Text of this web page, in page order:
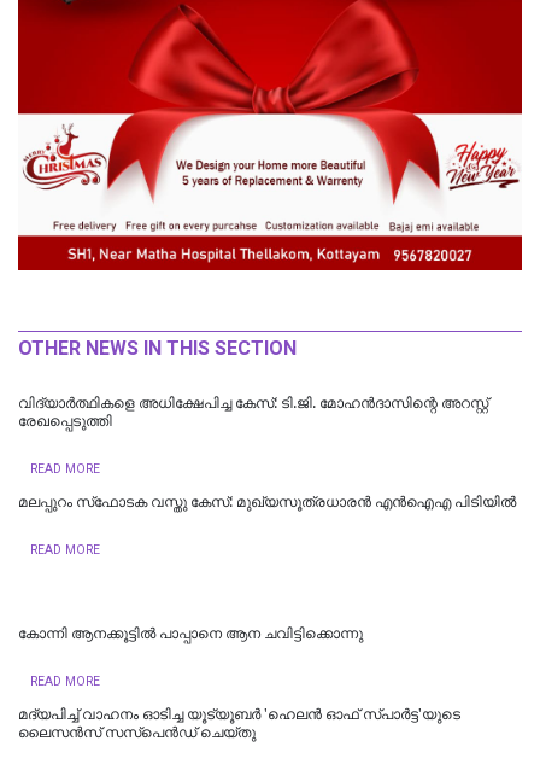
OTHER NEWS IN THIS SECTION
വിദ്യാർത്ഥികളെ അധിക്ഷേപിച്ച കേസ്: ടി.ജി. മോഹൻദാസിന്റെ അറസ്റ്റ്
രേഖപ്പെടുത്തി
READ MORE
മലപ്പുറം സ്‌ഫോടക വസ്തു കേസ്: മുഖ്യസൂത്രധാരന്‍ എന്‍ഐഎ പിടിയില്‍
READ MORE
കോന്നി ആനക്കൂട്ടിൽ പാപ്പാനെ ആന ചവിട്ടിക്കൊന്നു
READ MORE
മദ്യപിച്ച് വാഹനം ഓടിച്ച യൂട്യൂബർ 'ഹെലൻ ഓഫ് സ്പാർട്ട'യുടെ
ലൈസൻസ് സസ്പെൻഡ് ചെയ്തു